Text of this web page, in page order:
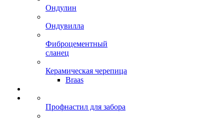
Ондулин
Ондувилла
Фиброцементный
сланец
Керамическая черепица
Braas
Профнастил для забора